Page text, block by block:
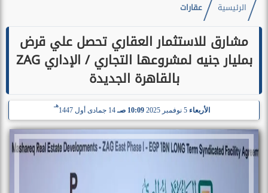
الرئيسية عقارات
مشارق للاستثمار العقاري تحصل علي قرض
بمليار جنيه لمشروعها التجاري / الإداري ZAG
بالقاهرة الجديدة
الأربعاء 5 نوفمبر 2025 10:09 صـ 14 جمادى أول 1447
هـ